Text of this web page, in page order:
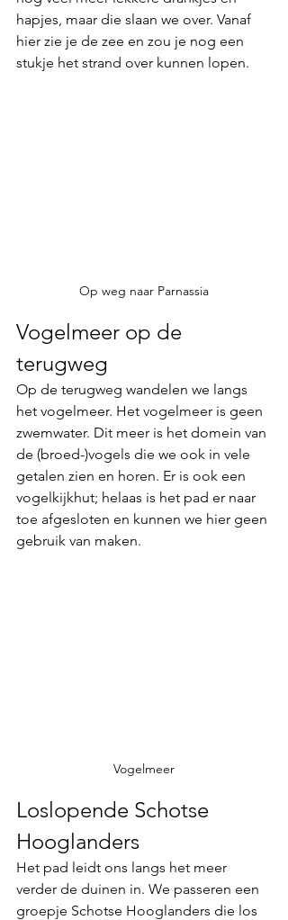
hapjes, maar die slaan we over. Vanaf
hier zie je de zee en zou je nog een
stukje het strand over kunnen lopen.
Op weg naar Parnassia
Vogelmeer op de
terugweg
Op de terugweg wandelen we langs
het vogelmeer. Het vogelmeer is geen
zwemwater. Dit meer is het domein van
de (broed-)vogels die we ook in vele
getalen zien en horen. Er is ook een
vogelkijkhut; helaas is het pad er naar
toe afgesloten en kunnen we hier geen
gebruik van maken.
Vogelmeer
Loslopende Schotse
Hooglanders
Het pad leidt ons langs het meer
verder de duinen in. We passeren een
groepje Schotse Hooglanders die los